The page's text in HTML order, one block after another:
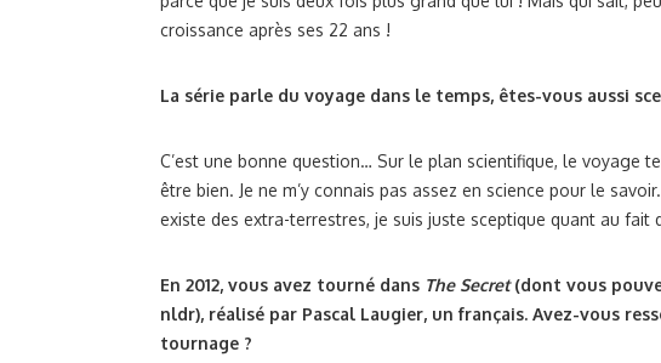
croissance après ses 22 ans !
La série parle du voyage dans le temps, êtes-vous aussi
C’est une bonne question… Sur le plan scientifique, le voyage
être bien. Je ne m’y connais pas assez en science pour le
existe des extra-terrestres, je suis juste sceptique quant au fait
En 2012, vous avez tourné dans The Secret(dont vous
nldr), réalisé par Pascal Laugier, un français. Avez-vous
tournage ?